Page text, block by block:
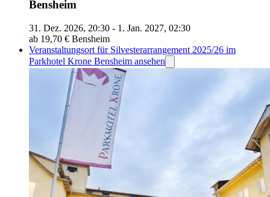
Bensheim
31. Dez. 2026, 20:30 - 1. Jan. 2027, 02:30
ab 19,70 € Bensheim
Veranstaltungsort für Silvesterarrangement 2025/26 im
Parkhotel Krone Bensheim ansehen